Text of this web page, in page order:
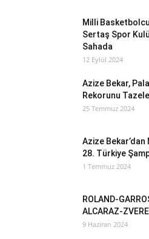
Milli
Sertaş Spor
Sahada
12 Eylül 2024
Azize Bekar,
Rekorunu
25 Temmuz 2024
Azize
28. Türkiye
1 Temmuz 2024
ROLAND-
ALCARAZ-
9 Haziran 2024